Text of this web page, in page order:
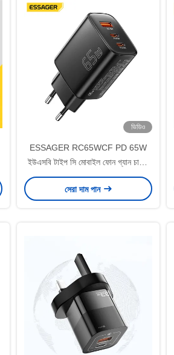
ভিডিও
ESSAGER RC65WCF PD 65W
ইউএসবি টাইপ সি মোবাইল ফোন গ্যান চার্জার
3 পোর্ট 2C 1A
সেরা দাম পান